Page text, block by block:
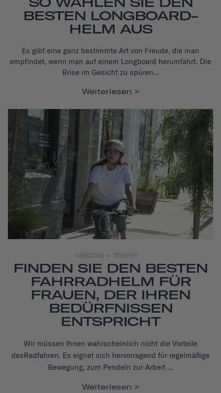
BESTEN LONGBOARD-
HELM AUS
Es gibt eine ganz bestimmte Art von Freude, die man
empfindet, wenn man auf einem Longboard herumfährt. Die
Brise im Gesicht zu spüren...
Weiterlesen
AUSRÜSTUNG SICHERHEIT
FINDEN SIE DEN BESTEN
FAHRRADHELM FÜR
FRAUEN, DER IHREN
BEDÜRFNISSEN
ENTSPRICHT
Wir müssen Ihnen wahrscheinlich nicht die Vorteile
desRadfahren. Es eignet sich hervorragend für regelmäßige
Bewegung, zum Pendeln zur Arbeit ...
Weiterlesen